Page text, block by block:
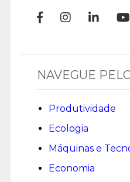
NAVEGUE
Produtividade
Ecologia
Máquinas e
Economia